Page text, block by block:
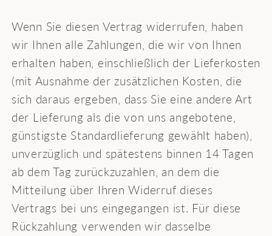
Wenn Sie diesen Vertrag widerrufen, haben
wir Ihnen alle Zahlungen, die wir von Ihnen
erhalten haben, einschließlich der Lieferkosten
(mit Ausnahme der zusätzlichen Kosten, die
sich daraus ergeben, dass Sie eine andere Art
der Lieferung als die von uns angebotene,
günstigste Standardlieferung gewählt haben),
unverzüglich und spätestens binnen 14 Tagen
ab dem Tag zurückzuzahlen, an dem die
Mitteilung über Ihren Widerruf dieses
Vertrags bei uns eingegangen ist. Für diese
Rückzahlung verwenden wir dasselbe